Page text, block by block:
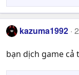
kazuma1992
bạn dịch game cả